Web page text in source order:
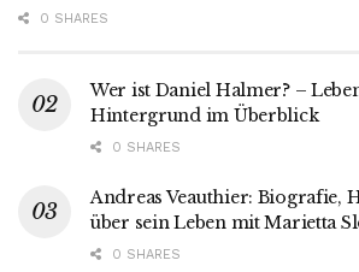
0 SHARES
Wer ist Daniel Halmer? –
Hintergrund im Überblick
0 SHARES
Andreas Veauthier: Biografie,
über sein Leben mit Marietta
0 SHARES